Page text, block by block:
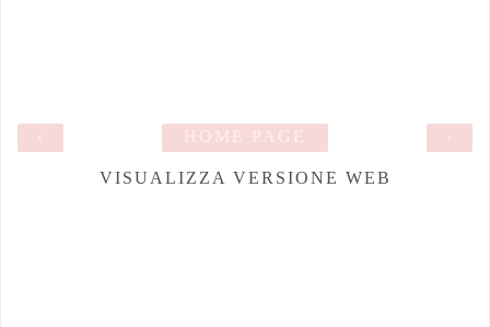
›
HOME PAGE
VISUALIZZA VERSIONE WEB